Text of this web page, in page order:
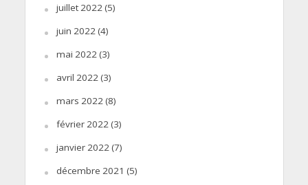
juillet 2022(5)
juin 2022(4)
mai 2022(3)
avril 2022(3)
mars 2022(8)
février 2022(3)
janvier 2022(7)
décembre 2021 (5)